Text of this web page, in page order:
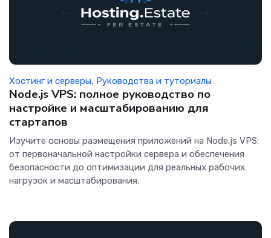
Хостинг и серверы, Руководства и туториалы
Node.js VPS: полное руководство по
настройке и масштабированию для
стартапов
Изучите основы размещения приложений на Node.js VPS:
от первоначальной настройки сервера и обеспечения
безопасности до оптимизации для реальных рабочих
нагрузок и масштабирования.